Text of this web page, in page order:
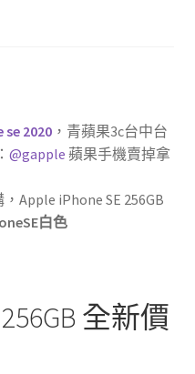
se 2020，青蘋果3c台中台
@gapple 蘋果手機賣掉拿
Apple iPhone SE 256GB
白色
全新價